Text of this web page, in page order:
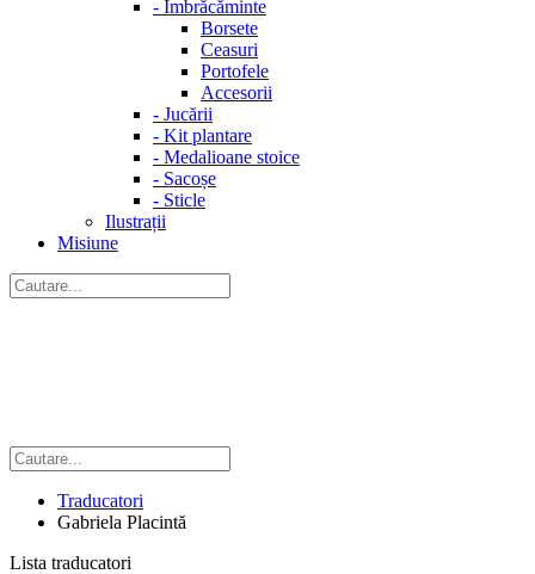
- Îmbrăcăminte
Borsete
Ceasuri
Portofele
Accesorii
- Jucării
- Kit plantare
- Medalioane stoice
- Sacoșe
- Sticle
Ilustrații
Misiune
Traducatori
Gabriela Placintă
Lista traducatori